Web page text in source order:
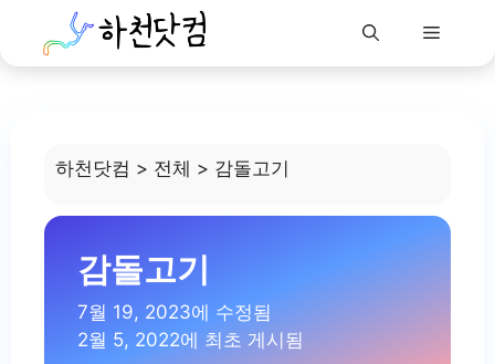
content
Menu
하천닷컴 > 전체 > 감돌고기
감돌고기
7월 19, 2023에 수정됨
2월 5, 2022에 최초 게시됨